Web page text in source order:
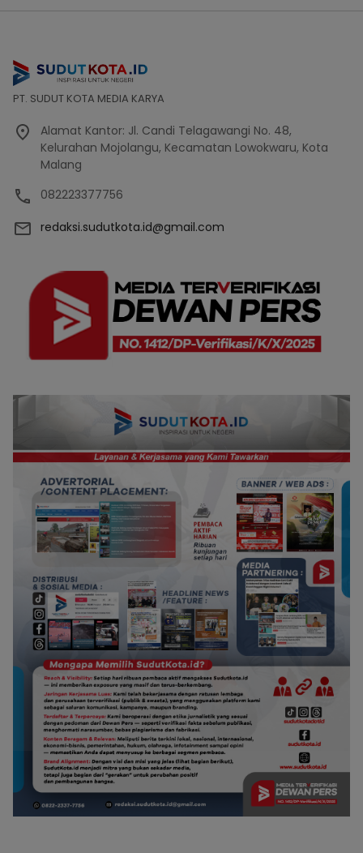
PT. SUDUT KOTA MEDIA KARYA
Alamat Kantor: Jl. Candi Telagawangi No. 48,
Kelurahan Mojolangu, Kecamatan Lowokwaru, Kota
Malang
082223377756
redaksi.sudutkota.id@gmail.com